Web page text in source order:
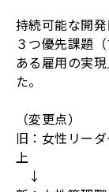
持続可能な開
３つ優先課題
ある雇用の実
た。
（変更点）
旧：女性リー
上
↓